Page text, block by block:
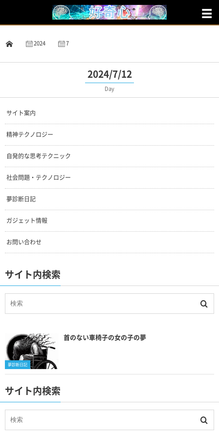
2024 7
2024/7/12
Day
サイト案内
精神テクノロジー
自発的な思考テクニック
社会問題・テクノロジー
夢診断日記
ガジェット情報
お問い合わせ
サイト内検索
夢診断日記
首のない車椅子の女の子の夢
サイト内検索